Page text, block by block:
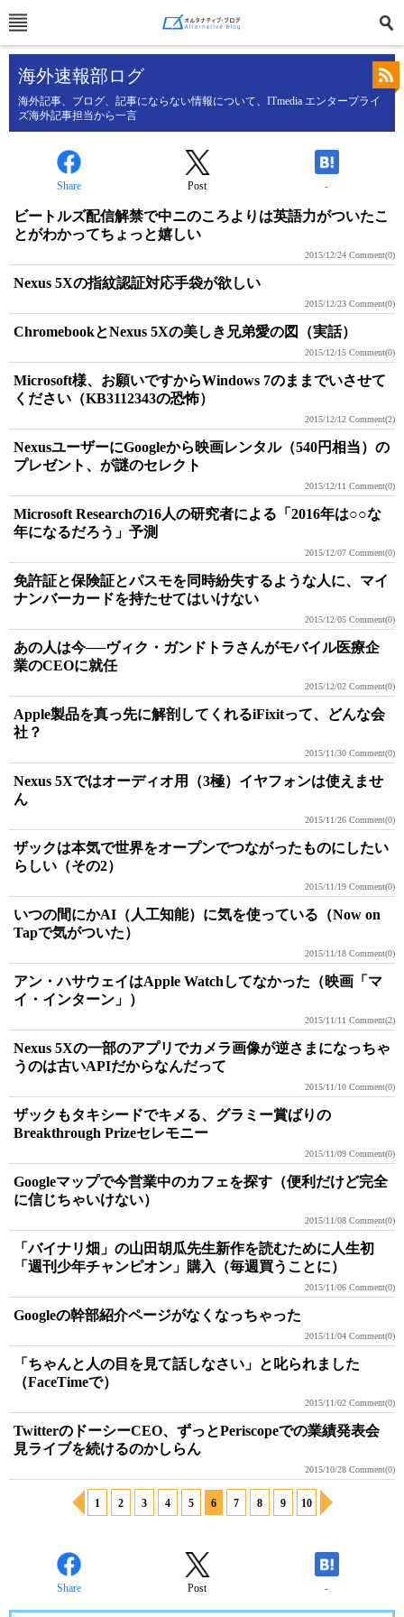
海外速報部ログ
海外記事、ブログ、記事にならない情報について、ITmedia エンタープライ
ズ海外記事担当から一言
Share Post -
ビートルズ配信解禁で中ニのころよりは英語力がついたこ
とがわかってちょっと嬉しい
2015/12/24 Comment(0)
Nexus 5Xの指紋認証対応手袋が欲しい
2015/12/23 Comment(0)
ChromebookとNexus 5Xの美しき兄弟愛の図（実話）
2015/12/15 Comment(0)
Microsoft様、お願いですからWindows 7のままでいさせて
ください（KB3112343の恐怖）
2015/12/12 Comment(2)
NexusユーザーにGoogleから映画レンタル（540円相当）の
プレゼント、が謎のセレクト
2015/12/11 Comment(0)
Microsoft Researchの16人の研究者による「2016年は○○な
年になるだろう」予測
2015/12/07 Comment(0)
免許証と保険証とパスモを同時紛失するような人に、マイ
ナンバーカードを持たせてはいけない
2015/12/05 Comment(0)
あの人は今──ヴィク・ガンドトラさんがモバイル医療企
業のCEOに就任
2015/12/02 Comment(0)
Apple製品を真っ先に解剖してくれるiFixitって、どんな会
社？
2015/11/30 Comment(0)
Nexus 5Xではオーディオ用（3極）イヤフォンは使えませ
ん
2015/11/26 Comment(0)
ザックは本気で世界をオープンでつながったものにしたい
らしい（その2）
2015/11/19 Comment(0)
いつの間にかAI（人工知能）に気を使っている（Now on
Tapで気がついた）
2015/11/18 Comment(0)
アン・ハサウェイはApple Watchしてなかった（映画「マ
イ・インターン」）
2015/11/11 Comment(2)
Nexus 5Xの一部のアプリでカメラ画像が逆さまになっちゃ
うのは古いAPIだからなんだって
2015/11/10 Comment(0)
ザックもタキシードでキメる、グラミー賞ばりの
Breakthrough Prizeセレモニー
2015/11/09 Comment(0)
Googleマップで今営業中のカフェを探す（便利だけど完全
に信じちゃいけない）
2015/11/08 Comment(0)
「バイナリ畑」の山田胡瓜先生新作を読むために人生初
「週刊少年チャンピオン」購入（毎週買うことに）
2015/11/06 Comment(0)
Googleの幹部紹介ページがなくなっちゃった
2015/11/04 Comment(0)
「ちゃんと人の目を見て話しなさい」と叱られました
（FaceTimeで）
2015/11/02 Comment(0)
TwitterのドーシーCEO、ずっとPeriscopeでの業績発表会
見ライブを続けるのかしらん
2015/10/28 Comment(0)
1 2 3 4 5 6 7 8 9 10
Share Post -